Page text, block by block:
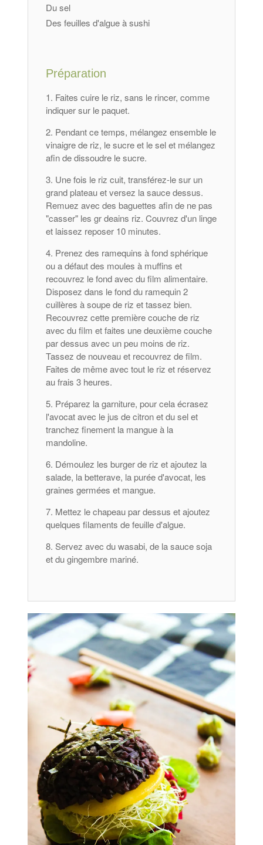
Du sel
Des feuilles d'algue à sushi
Préparation
Faites cuire le riz, sans le rincer, comme
indiquer sur le paquet.
Pendant ce temps, mélangez ensemble le
vinaigre de riz, le sucre et le sel et mélangez
afin de dissoudre le sucre.
Une fois le riz cuit, transférez-le sur un
grand plateau et versez la sauce dessus.
Remuez avec des baguettes afin de ne pas
"casser" les gr deains riz. Couvrez d'un linge
et laissez reposer 10 minutes.
Prenez des ramequins à fond sphérique
ou a défaut des moules à muffins et
recouvrez le fond avec du film alimentaire.
Disposez dans le fond du ramequin 2
cuillères à soupe de riz et tassez bien.
Recouvrez cette première couche de riz
avec du film et faites une deuxième couche
par dessus avec un peu moins de riz.
Tassez de nouveau et recouvrez de film.
Faites de même avec tout le riz et réservez
au frais 3 heures.
Préparez la garniture, pour cela écrasez
l'avocat avec le jus de citron et du sel et
tranchez finement la mangue à la
mandoline.
Démoulez les burger de riz et ajoutez la
salade, la betterave, la purée d'avocat, les
graines germées et mangue.
Mettez le chapeau par dessus et ajoutez
quelques filaments de feuille d'algue.
Servez avec du wasabi, de la sauce soja
et du gingembre mariné.